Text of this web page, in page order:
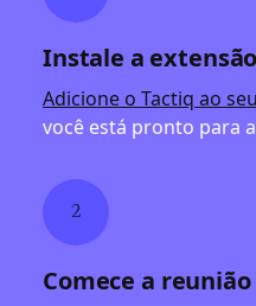
Instale a
Adicione o Tactiq ao
você está pronto para
2
Comece a reunião